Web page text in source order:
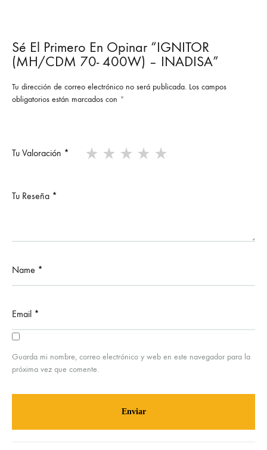
Sé El Primero En Opinar “IGNITOR
(MH/CDM 70- 400W) – INADISA”
Tu dirección de correo electrónico no será publicada. Los campos
obligatorios están marcados con *
Tu Valoración *
Tu Reseña *
Name *
Email *
Guarda mi nombre, correo electrónico y web en este navegador para la
próxima vez que comente.